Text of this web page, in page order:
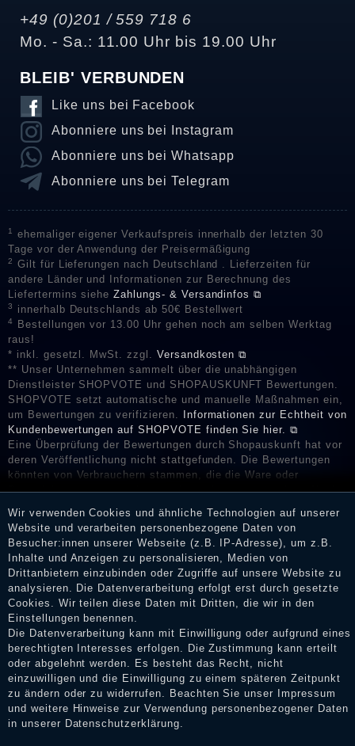
+49 (0)201 / 559 718 6
Mo. - Sa.: 11.00 Uhr bis 19.00 Uhr
BLEIB' VERBUNDEN
Like uns bei Facebook
Abonniere uns bei Instagram
Abonniere uns bei Whatsapp
Abonniere uns bei Telegram
1
ehemaliger eigener Verkaufspreis innerhalb der letzten 30
Tage vor der Anwendung der Preisermäßigung
2
Gilt für Lieferungen nach Deutschland . Lieferzeiten für
andere Länder und Informationen zur Berechnung des
Liefertermins sieheZahlungs- & Versandinfos ⧉
3 innerhalb Deutschlands ab 50€ Bestellwert
4
Bestellungen vor 13.00 Uhr gehen noch am selben Werktag
raus!
* inkl. gesetzl. MwSt. zzgl. Versandkosten ⧉
** Unser Unternehmen sammelt über die unabhängigen
Dienstleister SHOPVOTE und SHOPAUSKUNFT Bewertungen.
SHOPVOTE setzt automatische und manuelle Maßnahmen ein,
um Bewertungen zu verifizieren. Informationen zur Echtheit von
Kundenbewertungen auf SHOPVOTE finden Sie hier. ⧉
Eine Überprüfung der Bewertungen durch Shopauskunft hat vor
deren Veröffentlichung nicht stattgefunden. Die Bewertungen
könnten von Verbrauchern stammen, die die Ware oder
Dienstleistungen gar nicht erworben oder genutzt haben. Nach
Bewertungen verifizieren und über die erfolgte Verifizierung im
Shop informieren.
Impressum
Daten­schutz­erklärung
AGB
Wir verwenden Cookies und ähnliche Technologien auf unserer
Website und verarbeiten personenbezogene Daten von
Besucher:innen unserer Webseite (z.B. IP-Adresse), um z.B.
Inhalte und Anzeigen zu personalisieren, Medien von
Drittanbietern einzubinden oder Zugriffe auf unsere Website zu
analysieren. Die Datenverarbeitung erfolgt erst durch gesetzte
Cookies. Wir teilen diese Daten mit Dritten, die wir in den
Einstellungen benennen.
Die Datenverarbeitung kann mit Einwilligung oder aufgrund eines
berechtigten Interesses erfolgen. Die Zustimmung kann erteilt
oder abgelehnt werden. Es besteht das Recht, nicht
einzuwilligen und die Einwilligung zu einem späteren Zeitpunkt
zu ändern oder zu widerrufen. Beachten Sie unser
Impressum
und weitere Hinweise zur Verwendung personenbezogener Daten
in unserer Daten­schutz­erklärung.